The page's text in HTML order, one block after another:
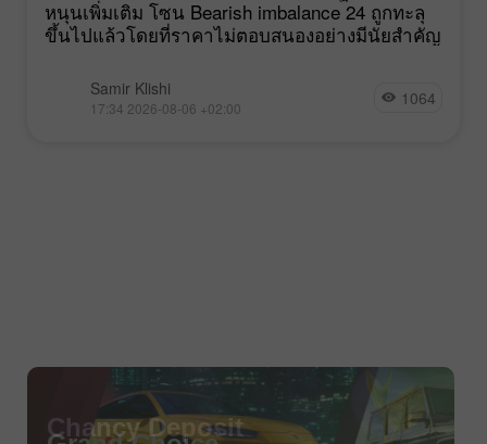
หนุนเพิ่มเติม โซน Bearish imbalance 24 ถูกทะลุ
ขึ้นไปแล้วโดยที่ราคาไม่ตอบสนองอย่างมีนัยสำคัญ
Samir Klishi
17:34 2026-08-06 +02:00 1064
Chancy Deposit